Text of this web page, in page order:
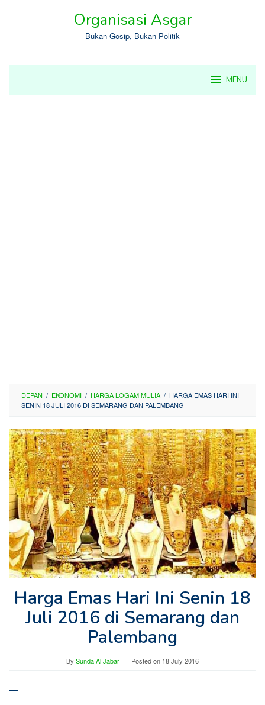
Organisasi Asgar
Bukan Gosip, Bukan Politik
MENU
DEPAN / EKONOMI / HARGA LOGAM MULIA / HARGA EMAS HARI INI
SENIN 18 JULI 2016 DI SEMARANG DAN PALEMBANG
Harga Emas Hari Ini Senin 18
Juli 2016 di Semarang dan
Palembang
By Sunda Al Jabar Posted on 18 July 2016
—